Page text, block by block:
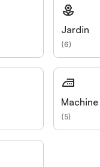
Jardin
(6)
(5)